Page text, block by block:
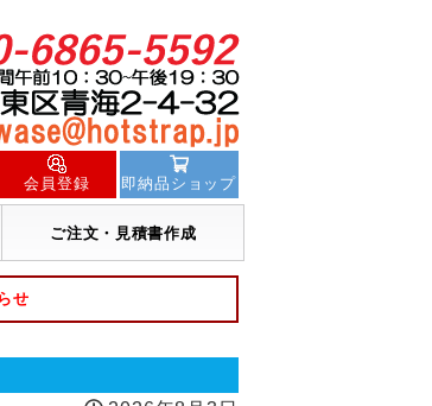
会員登録 即納品ショップ
ご注文・見積書作成
せ